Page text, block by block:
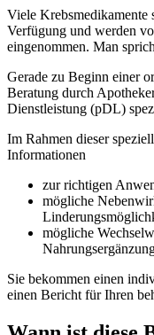
Viele Krebsmedikamente
Verfügung und werden
eingenommen. Man
Gerade zu Beginn einer
Beratung durch
Dienstleistung (pDL)
Im Rahmen dieser
Informationen
zur richtigen
mögliche
mögliche
Sie bekommen einen
einen Bericht für Ihren